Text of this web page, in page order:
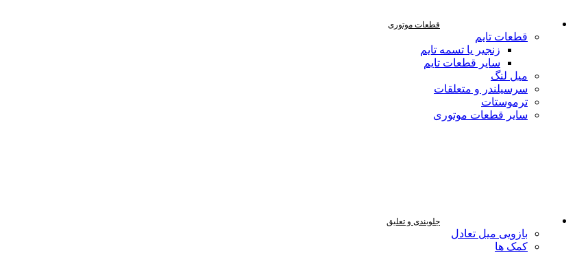
قطعات موتوری
قطعات تایم
زنجیر یا تسمه تایم
سایر قطعات تایم
میل لنگ
سرسیلندر و متعلقات
ترموستات
سایر قطعات موتوری
جلوبندی و تعلیق
بازویی میل تعادل
کمک ها